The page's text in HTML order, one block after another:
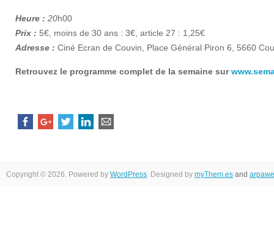
Heure : 20h00
Prix : 5€, moins de 30 ans : 3€, article 27 : 1,25€
Adresse : Ciné Ecran de Couvin, Place Général Piron 6, 5660
Retrouvez le programme complet de la semaine sur
Copyright © 2026. Powered by WordPress . Designed by myThem.es and